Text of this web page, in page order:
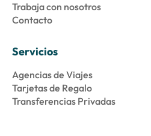
Trabaja con nosotros
Contacto
Servicios
Agencias de Viajes
Tarjetas de Regalo
Transferencias Privadas